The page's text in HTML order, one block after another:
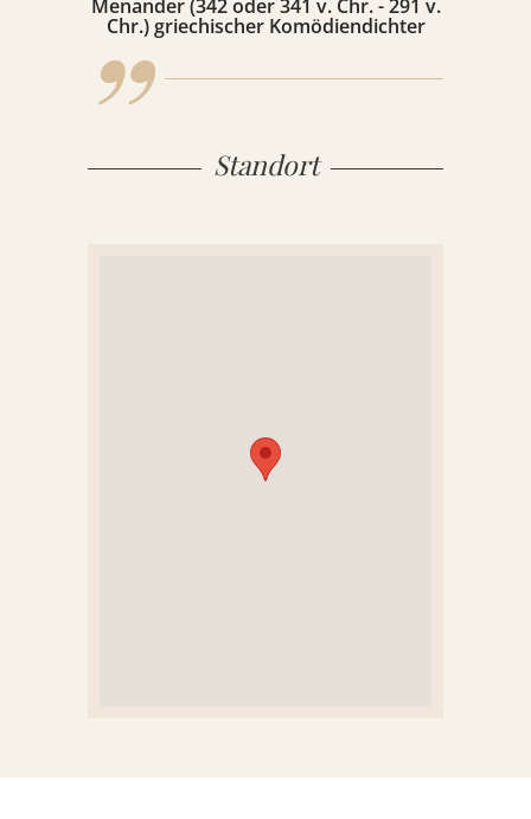
Menander (342 oder 341 v. Chr. - 291 v.
Chr.) griechischer Komödiendichter
Standort